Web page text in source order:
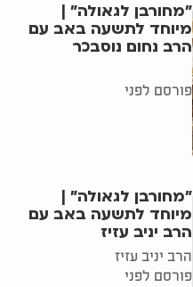
"מחורבן לגאולה" |
מיוחד לתשעה באב עם
הרב נחום נוסבכר
פורסם לפני
"מחורבן לגאולה" |
מיוחד לתשעה באב עם
הרב יניב עזיז
הרב יניב עזיז
פורסם לפני